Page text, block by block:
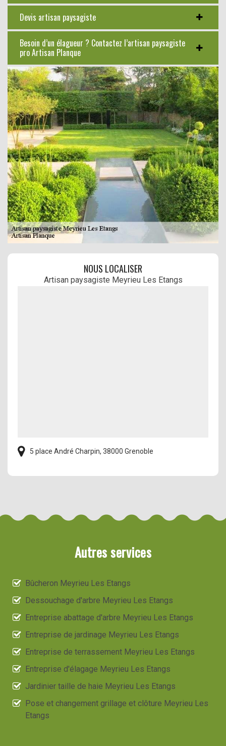
Devis artisan paysagiste
Besoin d’un élagueur ? Contactez l’artisan paysagiste
pro Artisan Planque
NOUS LOCALISER
Artisan paysagiste Meyrieu Les Etangs
5 place André Charpin, 38000 Grenoble
Autres services
Bûcheron Meyrieu Les Etangs
Dessouchage d'arbre Meyrieu Les Etangs
Entreprise abattage d'arbre Meyrieu Les Etangs
Entreprise de jardinage Meyrieu Les Etangs
Entreprise de terrassement Meyrieu Les Etangs
Entreprise d'élagage Meyrieu Les Etangs
Jardinier taille de haie Meyrieu Les Etangs
Pose et changement grillage et clôture Meyrieu Les
Etangs